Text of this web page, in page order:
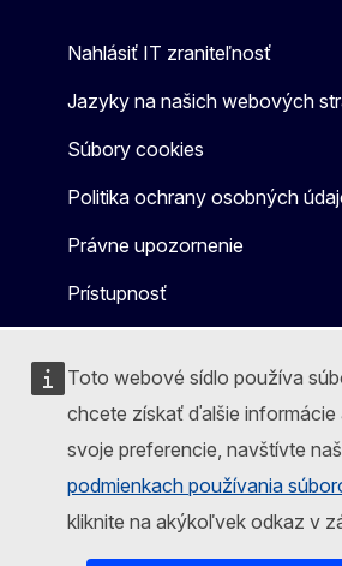
Toto webové sídlo používa
chcete získať ďalšie informácie
svoje preferencie, navštívte
podmienkach používania
kliknite na akýkoľvek odkaz v
Nahlásiť IT zraniteľnosť
Jazyky na našich webových
Súbory cookies
Politika ochrany osobných
Právne upozornenie
Prístupnosť